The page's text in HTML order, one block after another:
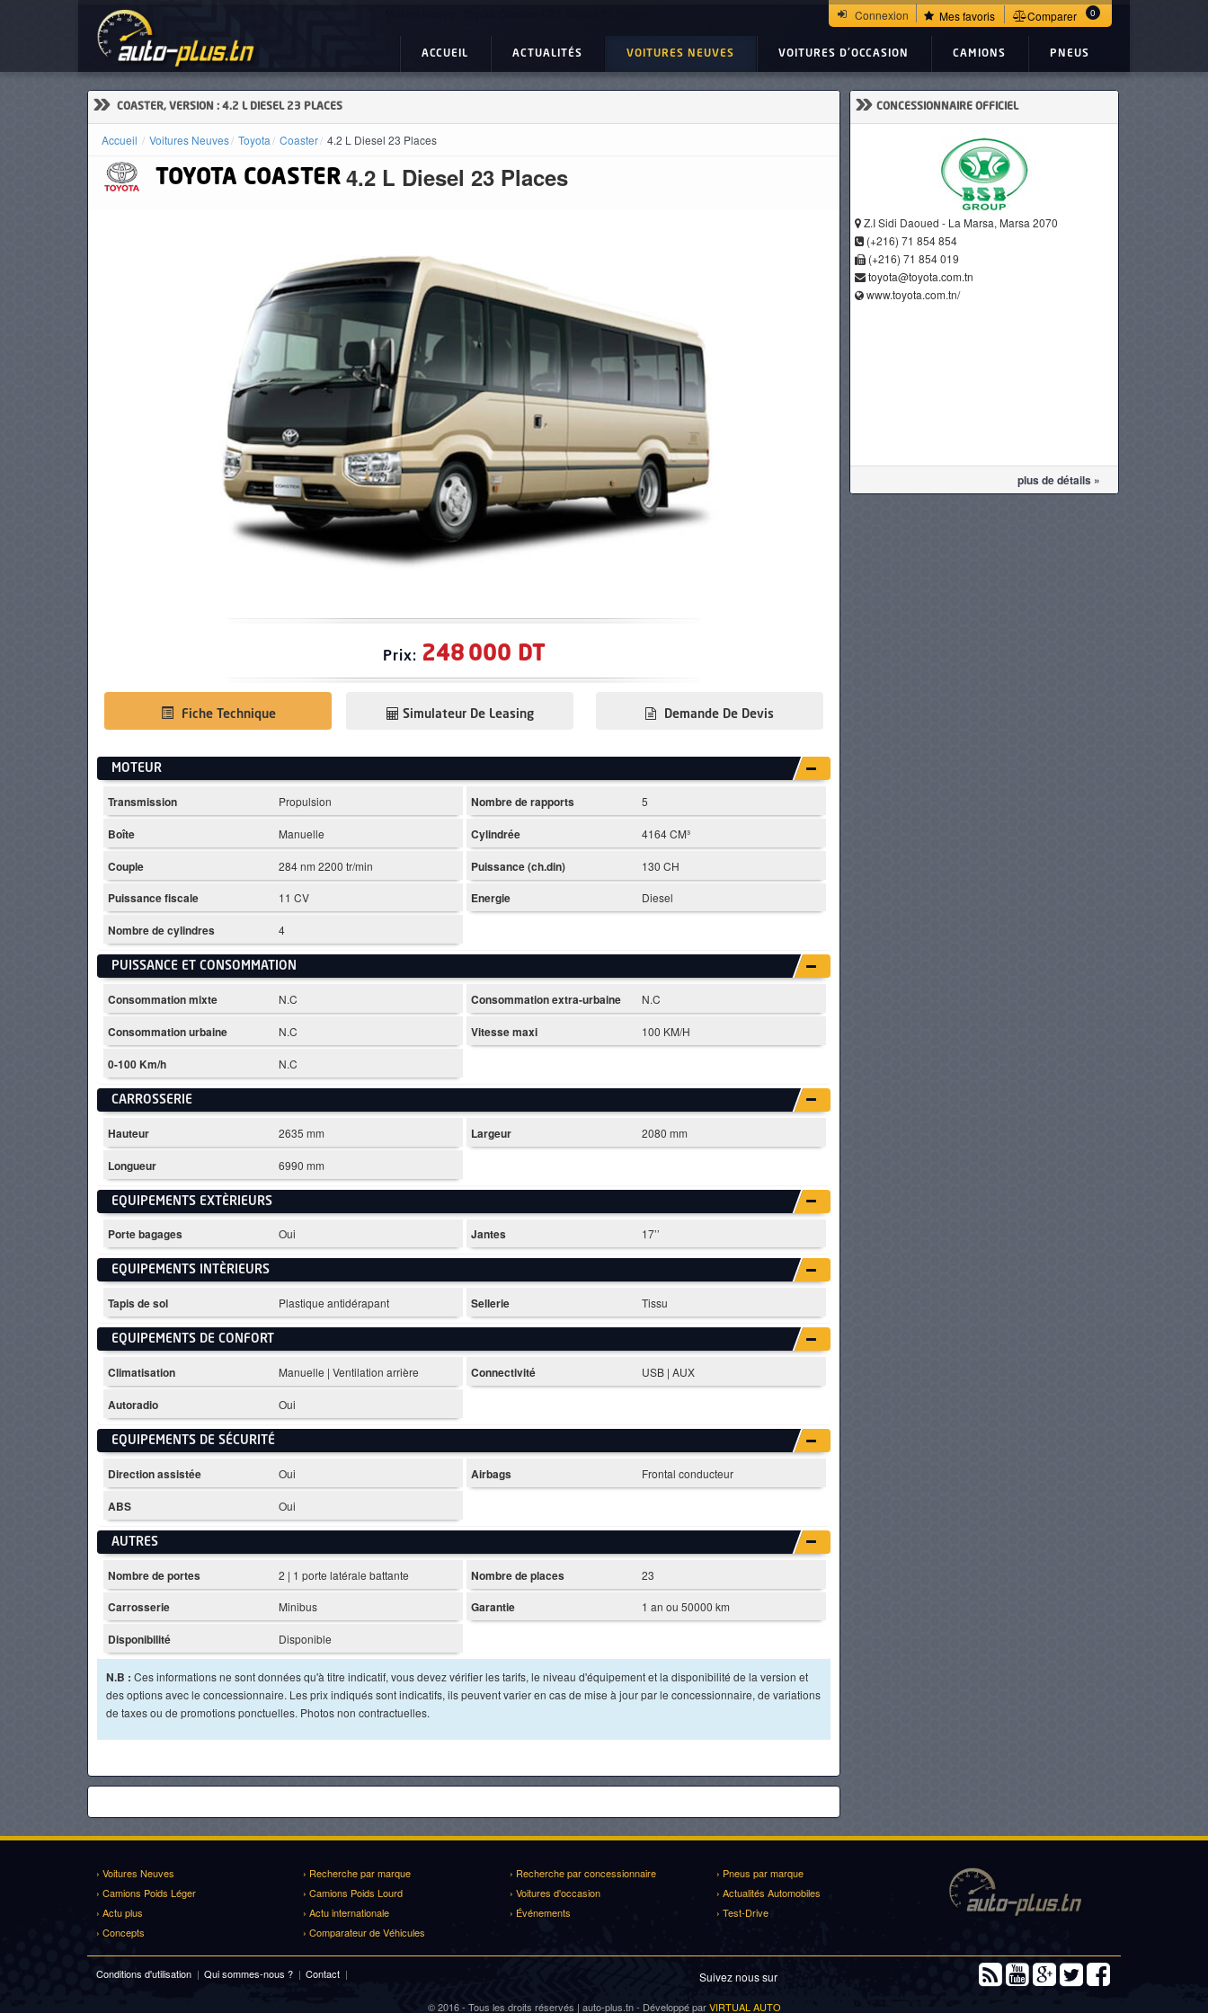
Connexion Mes favoris Comparer 0
ACCUEIL ACTUALITÉS VOITURES NEUVES VOITURES D'OCCASION CAMIONS PNEUS
» COASTER, VERSION : 4.2 L DIESEL 23 PLACES
Accueil Voitures Neuves Toyota Coaster 4.2 L Diesel 23 Places
TOYOTA COASTER 4.2 L Diesel 23 Places
Prix: 248 000 DT
Fiche Technique Demande De Devis
Simulateur De Leasing
MOTEUR
Transmission Propulsion Nombre de rapports 5
Boîte Manuelle Cylindrée 4164 CM³
Couple 284 nm 2200 tr/min Puissance (ch.din) 130 CH
Puissance fiscale 11 CV Energie Diesel
Nombre de cylindres 4
PUISSANCE ET CONSOMMATION
Consommation mixte N.C Consommation extra-urbaine N.C
Consommation urbaine N.C Vitesse maxi 100 KM/H
0-100 Km/h N.C
CARROSSERIE
Hauteur 2635 mm Largeur 2080 mm
Longueur 6990 mm
EQUIPEMENTS EXTÈRIEURS
Porte bagages Oui Jantes 17’’
EQUIPEMENTS INTÈRIEURS
Tapis de sol Plastique antidérapant Sellerie Tissu
EQUIPEMENTS DE CONFORT
Climatisation Manuelle | Ventilation arrière Connectivité USB | AUX
Autoradio Oui
EQUIPEMENTS DE SÉCURITÉ
Direction assistée Oui Airbags Frontal conducteur
ABS Oui
AUTRES
Nombre de portes 2 | 1 porte latérale battante Nombre de places 23
Carrosserie Minibus Garantie 1 an ou 50000 km
Disponibilité Disponible
N.B : Ces informations ne sont données qu'à titre indicatif, vous devez vérifier les tarifs, le niveau d'équipement et la disponibilité de la version et
des options avec le concessionnaire. Les prix indiqués sont indicatifs, ils peuvent varier en cas de mise à jour par le concessionnaire, de variations
de taxes ou de promotions ponctuelles. Photos non contractuelles.
» CONCESSIONNAIRE OFFICIEL
Z.I Sidi Daoued - La Marsa, Marsa 2070
(+216) 71 854 854
(+216) 71 854 019
toyota@toyota.com.tn
www.toyota.com.tn/
plus de détails »
› Voitures Neuves › Recherche par marque › Recherche par concessionnaire
› Pneus par marque
› Camions Poids Léger
› Camions Poids Lourd › Voitures d'occasion
› Actualités Automobiles
› Actu plus
› Actu internationale › Événements
› Test-Drive
› Concepts
› Comparateur de Véhicules
Conditions d'utilisation | Qui sommes-nous ? | Contact | Suivez nous sur
© 2016 - Tous les droits réservés | auto-plus.tn - Développé parVIRTUAL AUTO
ACTUALITÉS